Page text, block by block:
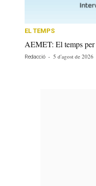
EL TEMPS
AEMET: El temps per
Redacció - 5 d'agost de 2026